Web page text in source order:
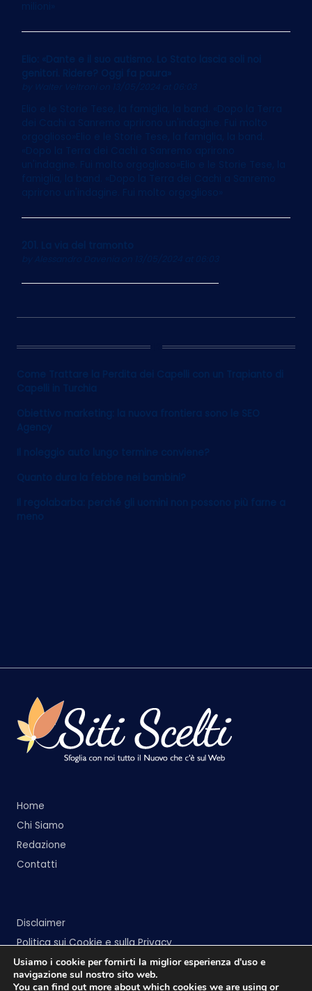
Elio: «Dante e il suo autismo. Lo Stato lascia soli noi
genitori. Ridere? Oggi fa paura»
Walter Veltroni on 13/05/2024 at 06:03
Elio e le Storie Tese, la famiglia, la band. «Dopo la Terra
dei Cachi a Sanremo aprirono un'indagine. Fui molto
orgoglioso»Elio e le Storie Tese, la famiglia, la band.
«Dopo la Terra dei Cachi a Sanremo aprirono
un'indagine. Fui molto orgoglioso»Elio e le Storie Tese, la
famiglia, la band. «Dopo la Terra dei Cachi a Sanremo
aprirono un'indagine. Fui molto orgoglioso»
201. La via del tramonto
on 13/05/2024 at 06:03
12
Come Trattare la Perdita dei Capelli con un Trapianto di
Capelli in Turchia
Obiettivo marketing: la nuova frontiera sono le SEO
Agency
Il noleggio auto lungo termine conviene?
Quanto dura la febbre nei bambini?
Il regolabarba: perché gli uomini non possono più farne a
meno
Home
Chi Siamo
Redazione
Contatti
Disclaimer
Politica sui Cookie e sulla Privacy
Usiamo i cookie per fornirti la miglior esperienza d'uso e
navigazione sul nostro sito web.
You can find out more about which cookies we are using or